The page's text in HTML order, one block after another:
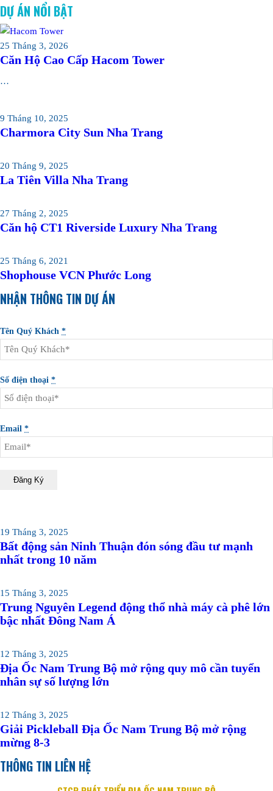
DỰ ÁN NỔI BẬT
25 Tháng 3, 2026
Căn Hộ Cao Cấp Hacom Tower
…
9 Tháng 10, 2025
Charmora City Sun Nha Trang
20 Tháng 9, 2025
La Tiên Villa Nha Trang
27 Tháng 2, 2025
Căn hộ CT1 Riverside Luxury Nha Trang
25 Tháng 6, 2021
Shophouse VCN Phước Long
NHẬN THÔNG TIN DỰ ÁN
Tên Quý Khách *
Số điện thoại *
Email *
19 Tháng 3, 2025
Bất động sản Ninh Thuận đón sóng đầu tư mạnh
nhất trong 10 năm
15 Tháng 3, 2025
Trung Nguyên Legend động thổ nhà máy cà phê lớn
bậc nhất Đông Nam Á
12 Tháng 3, 2025
Địa Ốc Nam Trung Bộ mở rộng quy mô cần tuyển
nhân sự số lượng lớn
12 Tháng 3, 2025
Giải Pickleball Địa Ốc Nam Trung Bộ mở rộng
mừng 8-3
THÔNG TIN LIÊN HỆ